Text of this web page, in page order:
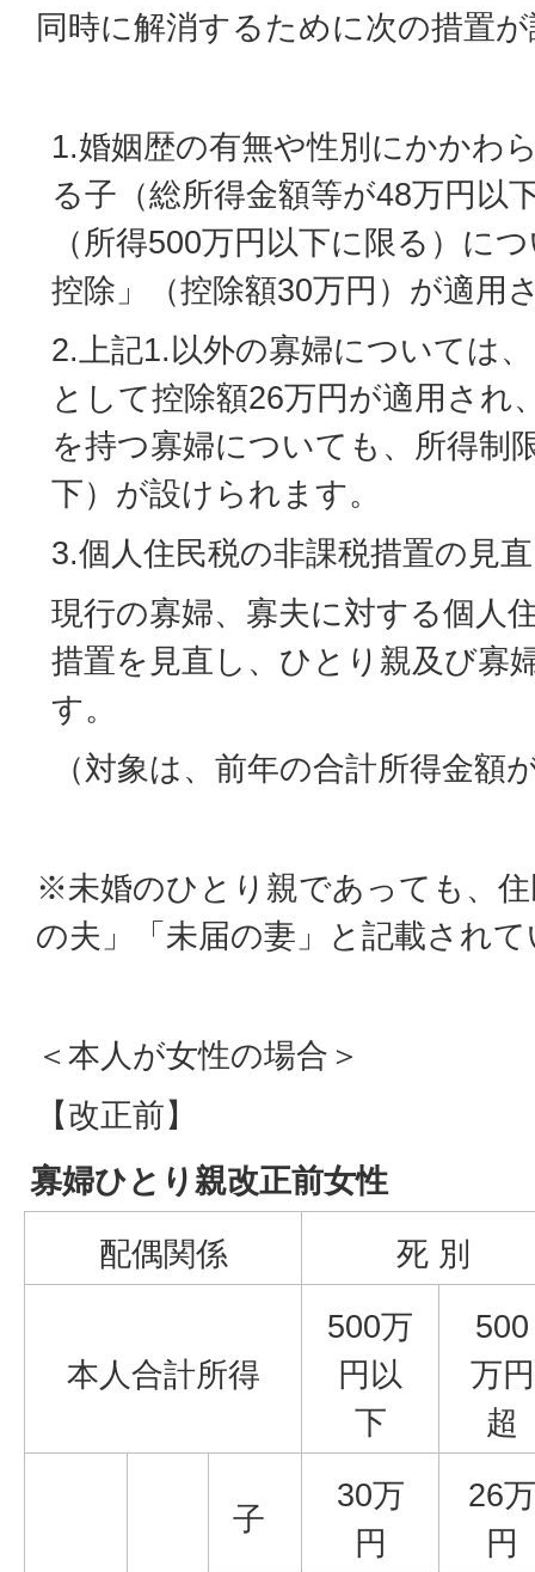
同時に解消するために次の措置
1.婚姻歴の有無や性別にかかわ
る子（総所得金額等が48万円以
（所得500万円以下に限る）に
控除」（控除額30万円）が適用
2.上記1.以外の寡婦については
として控除額26万円が適用され
を持つ寡婦についても、所得制
下）が設けられます。
3.個人住民税の非課税措置の見
現行の寡婦、寡夫に対する個人
措置を見直し、ひとり親及び寡
す。
（対象は、前年の合計所得金額
※未婚のひとり親であっても、
の夫」「未届の妻」と記載され
＜本人が女性の場合＞
【改正前】
寡婦ひとり親改正前女性
配偶関係
死 別
本人合計所得
500万
円以
下
500
万円
超
子
30万
円
26万
円